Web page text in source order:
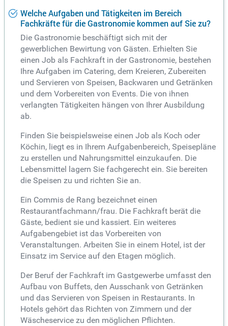
Welche Aufgaben und Tätigkeiten im Bereich
Fachkräfte für die Gastronomie kommen auf Sie zu?
Die Gastronomie beschäftigt sich mit der
gewerblichen Bewirtung von Gästen. Erhielten Sie
einen Job als Fachkraft in der Gastronomie, bestehen
Ihre Aufgaben im Catering, dem Kreieren, Zubereiten
und Servieren von Speisen, Backwaren und Getränken
und dem Vorbereiten von Events. Die von ihnen
verlangten Tätigkeiten hängen von Ihrer Ausbildung
ab.
Finden Sie beispielsweise einen Job als Koch oder
Köchin, liegt es in Ihrem Aufgabenbereich, Speisepläne
zu erstellen und Nahrungsmittel einzukaufen. Die
Lebensmittel lagern Sie fachgerecht ein. Sie bereiten
die Speisen zu und richten Sie an.
Ein Commis de Rang bezeichnet einen
Restaurantfachmann/frau. Die Fachkraft berät die
Gäste, bedient sie und kassiert. Ein weiteres
Aufgabengebiet ist das Vorbereiten von
Veranstaltungen. Arbeiten Sie in einem Hotel, ist der
Einsatz im Service auf den Etagen möglich.
Der Beruf der Fachkraft im Gastgewerbe umfasst den
Aufbau von Buffets, den Ausschank von Getränken
und das Servieren von Speisen in Restaurants. In
Hotels gehört das Richten von Zimmern und der
Wäscheservice zu den möglichen Pflichten.